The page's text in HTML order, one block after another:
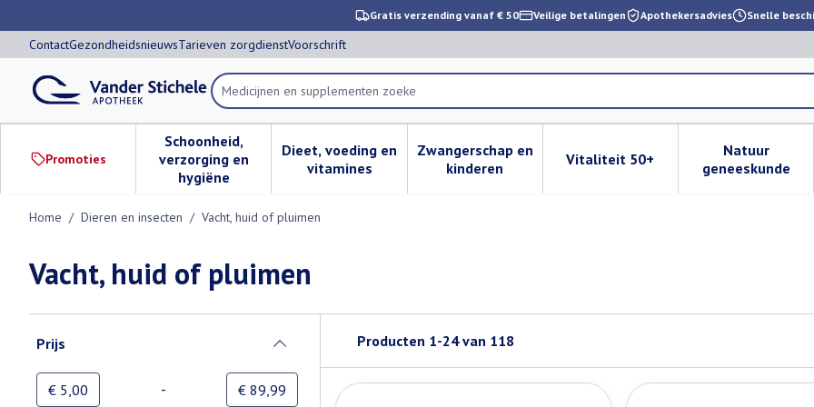
Gratis verzending vanaf € 50 Veilige betalingen Apothekersadvies Snelle
ContactGezondheidsnieuwsTarieven zorgdienstVoorschrift
Product, merk, categorie...
Promoties
Schoonheid,
verzorging en
hygiëne
Toon submenu voor Schoonheid, verzorging en hygiëne categorie
Dieet, voeding en
vitaminesToon submenu voor Dieet, voeding en vitamines categorie
Zwangerschap en
kinderenToon submenu voor Zwangerschap en kinderen
Vitaliteit 50+Toon submenu voor Vitaliteit
Natuur
geneeskunde
Toon
Home / Dieren en insecten / Vacht, huid of pluimen
Vacht, huid of pluimen
Prijs
Minimumwaarde
€ 5,00 - Maximale waarde
€ 89,99
Producten 1-24van 118